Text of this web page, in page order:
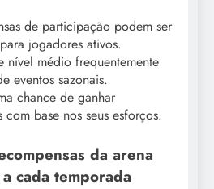
de participação podem ser
jogadores ativos.
nível médio frequentemente
eventos sazonais.
chance de ganhar
com base nos seus esforços.
da arena
cada temporada